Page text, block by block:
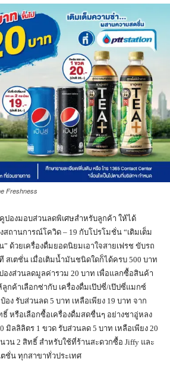
Freshness
ปองมอบส่วนลดพิเศษสำหรับลูกค้า ให้ได้
ถานการณ์โควิด – 19 กับโปรโมชั่น “เติมเต็ม
ด้วยเครื่องดื่มยอดนิยมเอาใจสายเฟรช ขับรถ
เตชั่น เมื่อเติมน้ำมันชนิดใดก็ได้ครบ 500 บาท
องส่วนลดมูลค่ารวม 20 บาท เพื่อแลกซื้อสินค้า
กค้าเลือกซ่ากับ เครื่องดื่มเป๊ปซี่/เป๊ปซี่แมกซ์
อง รับส่วนลด 5 บาท เหลือเพียง 19 บาท จาก
ธิ์ หรือเลือกซื้อเครื่องดื่มสดชื่นๆ อย่างชาอู่หลง
มิลลิลิตร 1 ขวด รับส่วนลด 5 บาท เหลือเพียง 20
วน 2 สิทธิ์ สำหรับใช้ที่ร้านสะดวกซื้อ Jiffy และ
ตชั่น ทุกสาขาทั่วประเทศ